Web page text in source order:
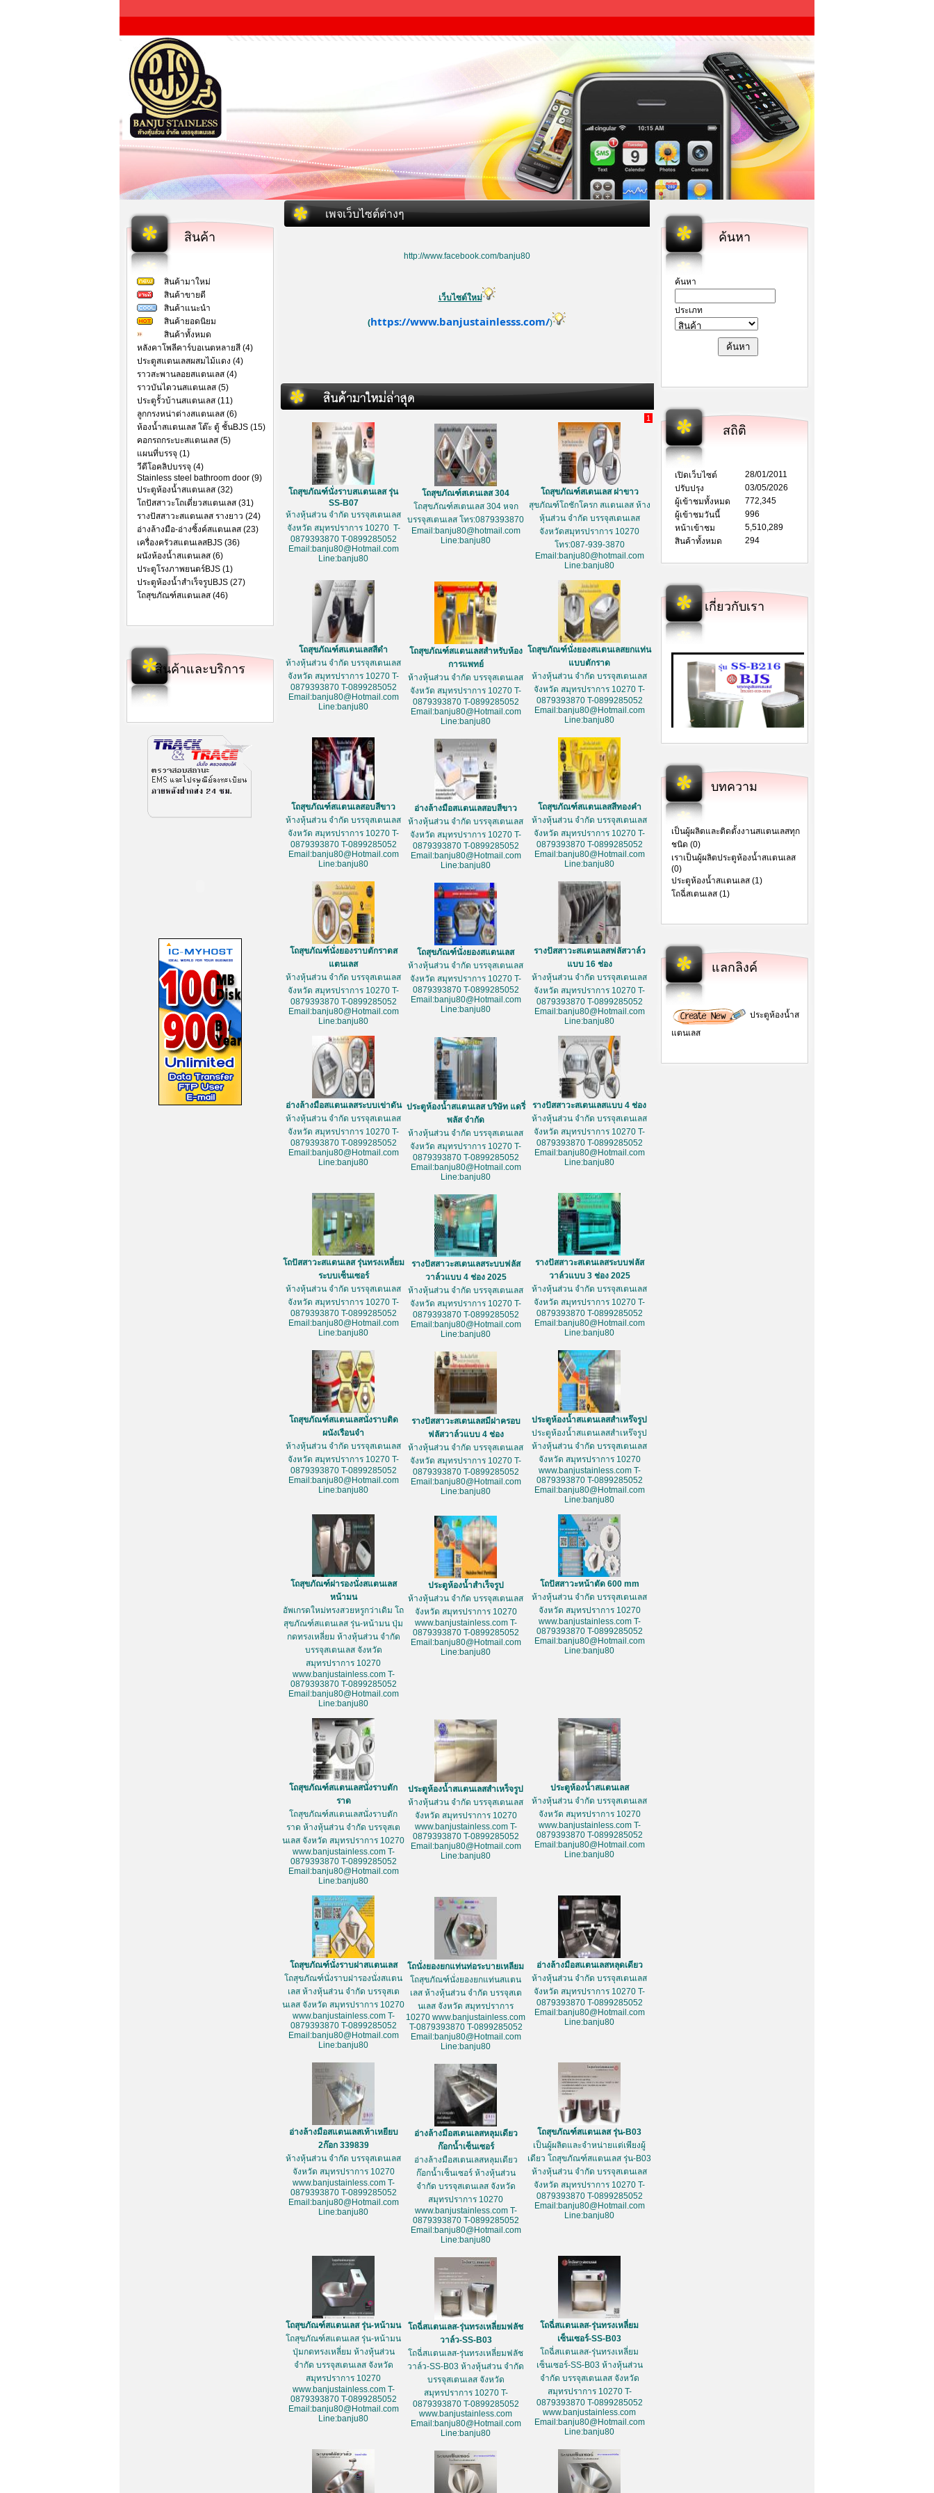
สินค้า
สินค้ามาใหม่
สินค้าขายดี
สินค้าแนะนำ
สินค้ายอดนิยม
สินค้าทั้งหมด
หลังคาโพลีคาร์บอเนตหลายสี (4)
ประตูสแตนเลสผสมไม้แดง (4)
ราวสะพานลอยสแตนเลส (4)
ราวบันไดวนสแตนเลส (5)
ประตูรั้วบ้านสแตนเลส (11)
ลูกกรงหน่าต่างสแตนเลส (6)
ห้องน้ำสแตนเลส โต๊ะ ตู้ ชั้นBJS (15)
คอกรถกระบะสแตนเลส (5)
แผนที่บรรจุ (1)
วีดีโอคลิปบรรจุ (4)
Stainless steel bathroom door (9)
ประตูห้องน้ำสแตนเลส (32)
โถปัสสาวะโถเดี่ยวสแตนเลส (31)
รางปัสสาวะสแตนเลส รางยาว (24)
อ่างล้างมือ-อ่างซิ้งค์สแตนเลส (23)
เครื่องครัวสแตนเลสBJS (36)
ผนังห้องน้ำสแตนเลส (6)
ประตูโรงภาพยนตร์BJS (1)
ประตูห้องน้ำสำเร็จรูปBJS (27)
โถสุขภัณฑ์สแตนเลส (46)
สินค้าและบริการ
เพจเว็บไซต์ต่างๆ
http://www.facebook.com/banju80
เว็บไซต์ใหม่
(https://www.banjustainlesss.com/)
1
โถสุขภัณฑ์นั่งราบสแตนเลส รุ่น
SS-B07
ห้างหุ้นส่วน จำกัด บรรจุสเตนเลส
จังหวัด สมุทรปราการ 10270 T-
0879393870 T-0899285052
Email:banju80@Hotmail.com
Line:banju80
โถสุขภัณฑ์สเตนเลส 304
โถสุขภัณฑ์สเตนเลส 304 หจก
บรรจุสเตนเลส โทร:0879393870
Email:banju80@hotmail.com
Line:banju80
โถสุขภัณฑ์สเตนเลส ฝาขาว
สุขภัณฑ์โถชักโครก สแตนเลส ห้าง
หุ้นส่วน จำกัด บรรจุสเตนเลส
จังหวัดสมุทรปราการ 10270
โทร:087-939-3870
Email:banju80@hotmail.com
Line:banju80
โถสุขภัณฑ์สแตนเลสสีดำ
ห้างหุ้นส่วน จำกัด บรรจุสเตนเลส
จังหวัด สมุทรปราการ 10270 T-
0879393870 T-0899285052
Email:banju80@Hotmail.com
Line:banju80
โถสุขภัณฑ์สแตนเลสสำหรับห้อง
การแพทย์
ห้างหุ้นส่วน จำกัด บรรจุสเตนเลส
จังหวัด สมุทรปราการ 10270 T-
0879393870 T-0899285052
Email:banju80@Hotmail.com
Line:banju80
โถสุขภัณฑ์นั่งยองสแตนเลสยกแท่น
แบบตักราด
ห้างหุ้นส่วน จำกัด บรรจุสเตนเลส
จังหวัด สมุทรปราการ 10270 T-
0879393870 T-0899285052
Email:banju80@Hotmail.com
Line:banju80
โถสุขภัณฑ์สแตนเลสอบสีขาว
ห้างหุ้นส่วน จำกัด บรรจุสเตนเลส
จังหวัด สมุทรปราการ 10270 T-
0879393870 T-0899285052
Email:banju80@Hotmail.com
Line:banju80
อ่างล้างมือสแตนเลสอบสีขาว
ห้างหุ้นส่วน จำกัด บรรจุสเตนเลส
จังหวัด สมุทรปราการ 10270 T-
0879393870 T-0899285052
Email:banju80@Hotmail.com
Line:banju80
โถสุขภัณฑ์สแตนเลสสีทองคำ
ห้างหุ้นส่วน จำกัด บรรจุสเตนเลส
จังหวัด สมุทรปราการ 10270 T-
0879393870 T-0899285052
Email:banju80@Hotmail.com
Line:banju80
โถสุขภัณฑ์นั่งยองราบตักราดส
แตนเลส
ห้างหุ้นส่วน จำกัด บรรจุสเตนเลส
จังหวัด สมุทรปราการ 10270 T-
0879393870 T-0899285052
Email:banju80@Hotmail.com
Line:banju80
โถสุขภัณฑ์นั่งยองสแตนเลส
ห้างหุ้นส่วน จำกัด บรรจุสเตนเลส
จังหวัด สมุทรปราการ 10270 T-
0879393870 T-0899285052
Email:banju80@Hotmail.com
Line:banju80
รางปัสสาวะสแตนเลสฟลัสวาล์ว
แบบ 16 ช่อง
ห้างหุ้นส่วน จำกัด บรรจุสเตนเลส
จังหวัด สมุทรปราการ 10270 T-
0879393870 T-0899285052
Email:banju80@Hotmail.com
Line:banju80
อ่างล้างมือสแตนเลสระบบเข่าดัน
ห้างหุ้นส่วน จำกัด บรรจุสเตนเลส
จังหวัด สมุทรปราการ 10270 T-
0879393870 T-0899285052
Email:banju80@Hotmail.com
Line:banju80
ประตูห้องน้ำสแตนเลส บริษัท แดรี่
พลัส จำกัด
ห้างหุ้นส่วน จำกัด บรรจุสเตนเลส
จังหวัด สมุทรปราการ 10270 T-
0879393870 T-0899285052
Email:banju80@Hotmail.com
Line:banju80
รางปัสสาวะสเตนเลสแบบ 4 ช่อง
ห้างหุ้นส่วน จำกัด บรรจุสเตนเลส
จังหวัด สมุทรปราการ 10270 T-
0879393870 T-0899285052
Email:banju80@Hotmail.com
Line:banju80
โถปัสสาวะสแตนเลส รุ่นทรงเหลี่ยม
ระบบเซ็นเซอร์
ห้างหุ้นส่วน จำกัด บรรจุสเตนเลส
จังหวัด สมุทรปราการ 10270 T-
0879393870 T-0899285052
Email:banju80@Hotmail.com
Line:banju80
รางปัสสาวะสเตนเลสระบบฟลัส
วาล์วแบบ 4 ช่อง 2025
ห้างหุ้นส่วน จำกัด บรรจุสเตนเลส
จังหวัด สมุทรปราการ 10270 T-
0879393870 T-0899285052
Email:banju80@Hotmail.com
Line:banju80
รางปัสสาวะสเตนเลสระบบฟลัส
วาล์วแบบ 3 ช่อง 2025
ห้างหุ้นส่วน จำกัด บรรจุสเตนเลส
จังหวัด สมุทรปราการ 10270 T-
0879393870 T-0899285052
Email:banju80@Hotmail.com
Line:banju80
โถสุขภัณฑ์สแตนเลสนั่งราบติด
ผนังเรือนจำ
ห้างหุ้นส่วน จำกัด บรรจุสเตนเลส
จังหวัด สมุทรปราการ 10270 T-
0879393870 T-0899285052
Email:banju80@Hotmail.com
Line:banju80
รางปัสสาวะสเตนเลสมีฝาครอบ
ฟลัสวาล์วแบบ 4 ช่อง
ห้างหุ้นส่วน จำกัด บรรจุสเตนเลส
จังหวัด สมุทรปราการ 10270 T-
0879393870 T-0899285052
Email:banju80@Hotmail.com
Line:banju80
ประตูห้องน้ำสแตนเลสสำเหร๊จรูป
ประตูห้องน้ำสแตนเลสสำเหร๊จรูป
ห้างหุ้นส่วน จำกัด บรรจุสเตนเลส
จังหวัด สมุทรปราการ 10270
www.banjustainless.com T-
0879393870 T-0899285052
Email:banju80@Hotmail.com
Line:banju80
โถสุขภัณฑ์ฝารองนั่งสแตนเลส
หน้ามน
อัพเกรดใหม่ทรงสวยหรูกว่าเดิม โถ
สุขภัณฑ์สแตนเลส รุ่น-หน้ามน ปุ่ม
กดทรงเหลี่ยม ห้างหุ้นส่วน จำกัด
บรรจุสเตนเลส จังหวัด
สมุทรปราการ 10270
www.banjustainless.com T-
0879393870 T-0899285052
Email:banju80@Hotmail.com
Line:banju80
ประตูห้องน้ำสำเร็จรูป
ห้างหุ้นส่วน จำกัด บรรจุสเตนเลส
จังหวัด สมุทรปราการ 10270
www.banjustainless.com T-
0879393870 T-0899285052
Email:banju80@Hotmail.com
Line:banju80
โถปัสสาวะหน้าตัด 600 mm
ห้างหุ้นส่วน จำกัด บรรจุสเตนเลส
จังหวัด สมุทรปราการ 10270
www.banjustainless.com T-
0879393870 T-0899285052
Email:banju80@Hotmail.com
Line:banju80
โถสุขภัณฑ์สแตนเลสนั่งราบตัก
ราด
โถสุขภัณฑ์สแตนเลสนั่งราบตัก
ราด ห้างหุ้นส่วน จำกัด บรรจุสเต
นเลส จังหวัด สมุทรปราการ 10270
www.banjustainless.com T-
0879393870 T-0899285052
Email:banju80@Hotmail.com
Line:banju80
ประตูห้องน้ำสแตนเลสสำเหร็จรูป
ห้างหุ้นส่วน จำกัด บรรจุสเตนเลส
จังหวัด สมุทรปราการ 10270
www.banjustainless.com T-
0879393870 T-0899285052
Email:banju80@Hotmail.com
Line:banju80
ประตูห้องน้ำสแตนเลส
ห้างหุ้นส่วน จำกัด บรรจุสเตนเลส
จังหวัด สมุทรปราการ 10270
www.banjustainless.com T-
0879393870 T-0899285052
Email:banju80@Hotmail.com
Line:banju80
โถสุขภัณฑ์นั่งราบฝาสแตนเลส
โถสุขภัณฑ์นั่งราบฝารองนั่งสแตน
เลส ห้างหุ้นส่วน จำกัด บรรจุสเต
นเลส จังหวัด สมุทรปราการ 10270
www.banjustainless.com T-
0879393870 T-0899285052
Email:banju80@Hotmail.com
Line:banju80
โถนั่งยองยกแท่นท่อระบายเหลียม
โถสุขภัณฑ์นั่งยองยกแท่นสแตน
เลส ห้างหุ้นส่วน จำกัด บรรจุสเต
นเลส จังหวัด สมุทรปราการ
10270 www.banjustainless.com
T-0879393870 T-0899285052
Email:banju80@Hotmail.com
Line:banju80
อ่างล้างมือสแตนเลสหลุดเดียว
ห้างหุ้นส่วน จำกัด บรรจุสเตนเลส
จังหวัด สมุทรปราการ 10270 T-
0879393870 T-0899285052
Email:banju80@Hotmail.com
Line:banju80
อ่างล้างมือสแตนเลสเท้าเหยียบ
2ก๊อก 339839
ห้างหุ้นส่วน จำกัด บรรจุสเตนเลส
จังหวัด สมุทรปราการ 10270
www.banjustainless.com T-
0879393870 T-0899285052
Email:banju80@Hotmail.com
Line:banju80
อ่างล้างมือสเตนเลสหลุมเดียว
ก๊อกน้ำเซ็นเซอร์
อ่างล้างมือสเตนเลสหลุมเดียว
ก๊อกน้ำเซ็นเซอร์ ห้างหุ้นส่วน
จำกัด บรรจุสเตนเลส จังหวัด
สมุทรปราการ 10270
www.banjustainless.com T-
0879393870 T-0899285052
Email:banju80@Hotmail.com
Line:banju80
โถสุขภัณฑ์สแตนเลส รุ่น-B03
เป็นผู้ผลิตและจำหน่ายแต่เพียงผู้
เดียว โถสุขภัณฑ์สแตนเลส รุ่น-B03
ห้างหุ้นส่วน จำกัด บรรจุสเตนเลส
จังหวัด สมุทรปราการ 10270 T-
0879393870 T-0899285052
Email:banju80@Hotmail.com
Line:banju80
โถสุขภัณฑ์สแตนเลส รุ่น-หน้ามน
โถสุขภัณฑ์สแตนเลส รุ่น-หน้ามน
ปุ่มกดทรงเหลี่ยม ห้างหุ้นส่วน
จำกัด บรรจุสเตนเลส จังหวัด
สมุทรปราการ 10270
www.banjustainless.com T-
0879393870 T-0899285052
Email:banju80@Hotmail.com
Line:banju80
โถฉี่สแตนเลส-รุ่นทรงเหลี่ยมฟลัช
วาล์ว-SS-B03
โถฉี่สแตนเลส-รุ่นทรงเหลี่ยมฟลัช
วาล์ว-SS-B03 ห้างหุ้นส่วน จำกัด
บรรจุสเตนเลส จังหวัด
สมุทรปราการ 10270 T-
0879393870 T-0899285052
www.banjustainless.com
Email:banju80@Hotmail.com
Line:banju80
โถฉี่สแตนเลส-รุ่นทรงเหลี่ยม
เซ็นเซอร์-SS-B03
โถฉี่สแตนเลส-รุ่นทรงเหลี่ยม
เซ็นเซอร์-SS-B03 ห้างหุ้นส่วน
จำกัด บรรจุสเตนเลส จังหวัด
สมุทรปราการ 10270 T-
0879393870 T-0899285052
www.banjustainless.com
Email:banju80@Hotmail.com
Line:banju80
ค้นหา
ค้นหา
ประเภท
สถิติ
เปิดเว็บไซต์
28/01/2011
ปรับปรุง
03/05/2026
ผู้เข้าชมทั้งหมด
772,345
ผู้เข้าชมวันนี้
996
หน้าเข้าชม
5,510,289
สินค้าทั้งหมด
294
เกี่ยวกับเรา
บทความ
เป็นผู้ผลิตและติดตั้งงานสแตนเลสทุก
ชนิด (0)
เราเป็นผู้ผลิตประตูห้องน้ำสแตนเลส
(0)
ประตูห้องน้ำสแตนเลส (1)
โถฉี่สเตนเลส (1)
แลกลิงค์
ประตูห้องน้ำส
แตนเลส